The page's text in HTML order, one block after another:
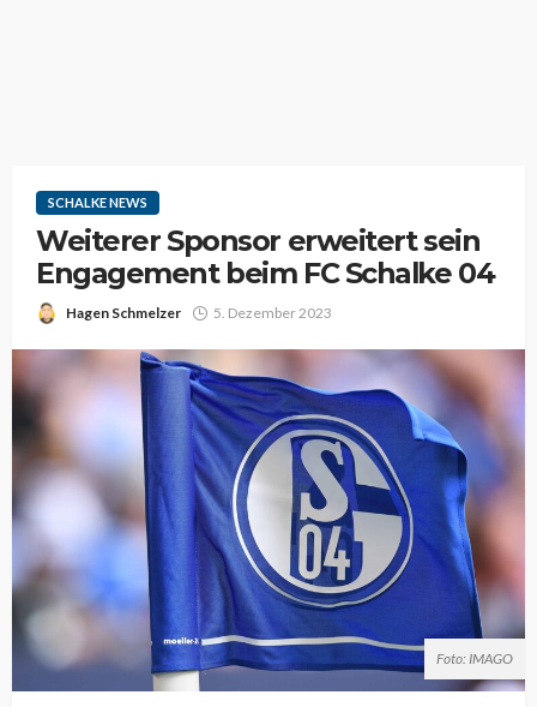
SCHALKE NEWS
Weiterer Sponsor erweitert sein
Engagement beim FC Schalke 04
Hagen Schmelzer 5. Dezember 2023
Foto: IMAGO